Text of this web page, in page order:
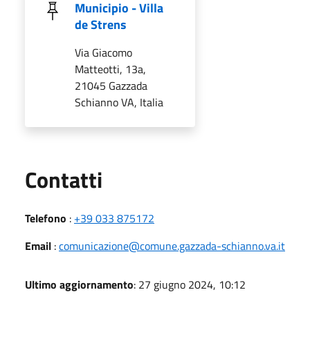
Municipio - Villa
de Strens
Via Giacomo
Matteotti, 13a,
21045 Gazzada
Schianno VA, Italia
Contatti
Telefono : +39 033 875172
Email :comunicazione@comune.gazzada-schianno.va.it
Ultimo aggiornamento: 27 giugno 2024, 10:12